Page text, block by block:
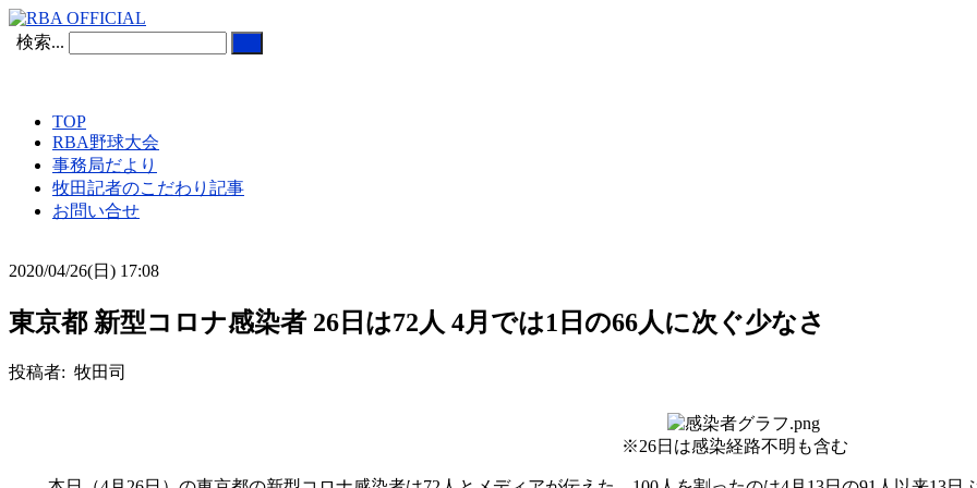
検索...
TOP
RBA野球大会
事務局だより
牧田記者のこだわり記事
お問い合せ
2020/04/26(日) 17:08
東京都 新型コロナ感染者 26日は72人 4月では1日の66人に次ぐ少なさ
投稿者: 牧田司
※26日は感染経路不明も含む